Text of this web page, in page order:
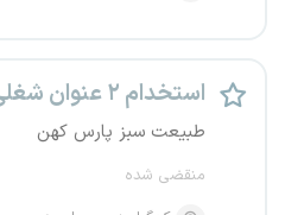
استخدام ۲ عنوان شغلی
طبیعت سبز پارس کهن
منقضی شده